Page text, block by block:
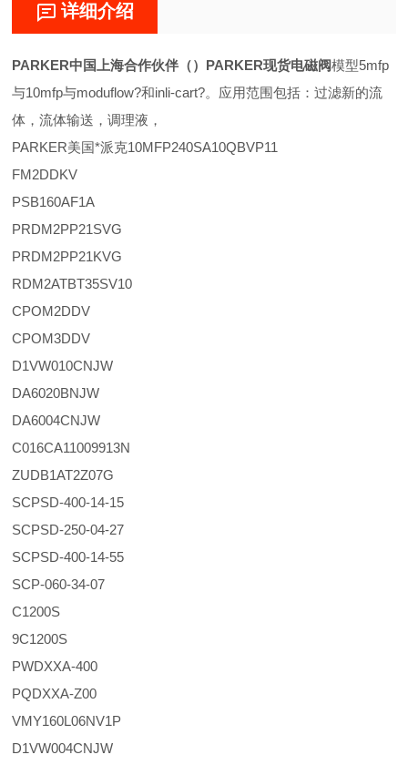
详细介绍
PARKER中国上海合作伙伴（）PARKER现货电磁阀模型5mfp
与10mfp与moduflow?和inli-cart?。应用范围包括：过滤新的流
体，流体输送，调理液，
PARKER美国*派克10MFP240SA10QBVP11
FM2DDKV
PSB160AF1A
PRDM2PP21SVG
PRDM2PP21KVG
RDM2ATBT35SV10
CPOM2DDV
CPOM3DDV
D1VW010CNJW
DA6020BNJW
DA6004CNJW
C016CA11009913N
ZUDB1AT2Z07G
SCPSD-400-14-15
SCPSD-250-04-27
SCPSD-400-14-55
SCP-060-34-07
C1200S
9C1200S
PWDXXA-400
PQDXXA-Z00
VMY160L06NV1P
D1VW004CNJW